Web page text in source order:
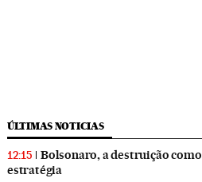
ÚLTIMAS NOTICIAS
12:15
Bolsonaro, a destruição como
estratégia